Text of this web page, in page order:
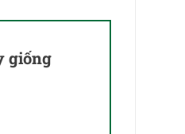
giống